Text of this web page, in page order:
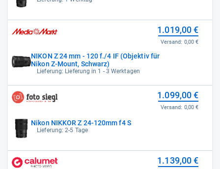
NIKON Z 24 mm - 120 f./4 IF (Objektiv für
Nikon Z-Mount, Schwarz)
Lieferung: Lieferung in 1 - 3 Werktagen
1.019,00 €
Versand: 0,00 €
Nikon NIKKOR Z 24-120mm f4 S
Lieferung: 2-5 Tage
1.099,00 €
Versand: 0,00 €
1.139,00 €